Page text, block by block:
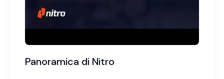
Panoramica di Nitro